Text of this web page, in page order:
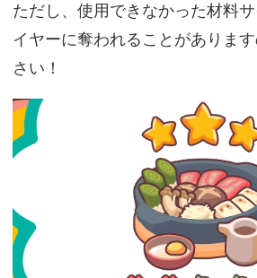
ただし、使用できなかった材料
イヤーに奪われることがありま
さい！